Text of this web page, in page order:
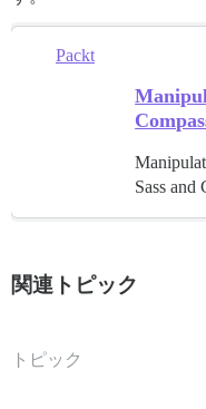
Packt
Sass and
関連トピック
トピック